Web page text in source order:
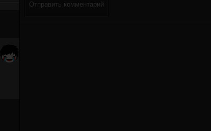
Отправить комментарий